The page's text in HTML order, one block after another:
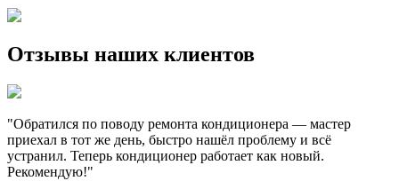
Отзывы наших клиентов
"Обратился по поводу ремонта кондиционера — мастер
приехал в тот же день, быстро нашёл проблему и всё
устранил. Теперь кондиционер работает как новый.
Рекомендую!"